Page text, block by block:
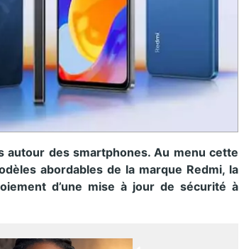
autour des smartphones. Au menu cette
abordables de la marque Redmi, la
d’une mise à jour de sécurité à